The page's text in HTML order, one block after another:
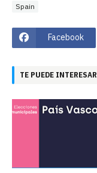
Spain
Facebook
TE PUEDE INTERESAR